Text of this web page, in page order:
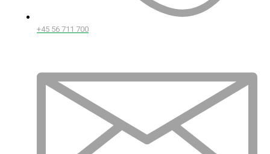
+45 56 711 700